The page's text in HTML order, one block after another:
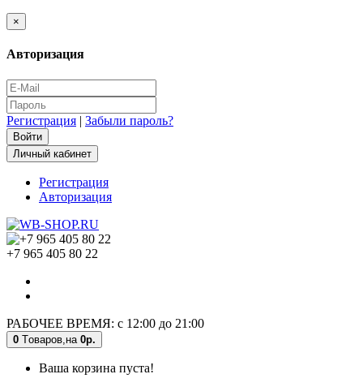
×
Авторизация
Регистрация | Забыли пароль?
Личный кабинет
Регистрация
Авторизация
+7 965 405 80 22
РАБОЧЕЕ ВРЕМЯ: с 12:00 до 21:00
0 Tоваров, на 0р.
Ваша корзина пуста!